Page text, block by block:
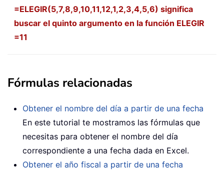
=ELEGIR(5,7,8,9,10,11,12,1,2,3,4,5,6) significa
buscar el quinto argumento en la función ELEGIR
=11
Fórmulas relacionadas
Obtener el nombre del día a partir de una fecha
En este tutorial te mostramos las fórmulas que
necesitas para obtener el nombre del día
correspondiente a una fecha dada en Excel.
Obtener el año fiscal a partir de una fecha